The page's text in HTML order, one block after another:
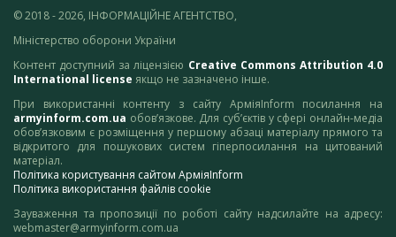
© 2018 - 2026, ІНФОРМАЦІЙНЕ АГЕНТСТВО,
Міністерство оборони України
Контент доступний за ліцензією Creative Commons Attribution 4.0
International license якщо не зазначено інше.
При використанні контенту з сайту АрміяInform посилання на
armyinform.com.ua обов’язкове. Для суб’єктів у сфері онлайн-медіа
обов’язковим є розміщення у першому абзаці матеріалу прямого та
відкритого для пошукових систем гіперпосилання на цитований
матеріал.
Політика користування сайтом АрміяInform
Політика використання файлів cookie
Зауваження та пропозиції по роботі сайту надсилайте на адресу:
webmaster@armyinform.com.ua